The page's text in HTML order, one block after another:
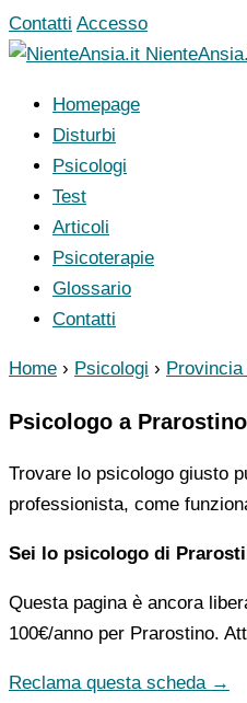
Vai
al
Contatti Accesso
Homepage
Disturbi
Psicologi
Test
Articoli
Psicoterapie
Glossario
Contatti
Home › Psicologi › Provincia
Psicologo a Prarostino
Trovare lo psicologo giusto
professionista, come
Sei lo psicologo di
Questa pagina è ancora
100€/anno per Prarostino.
Reclama questa scheda →